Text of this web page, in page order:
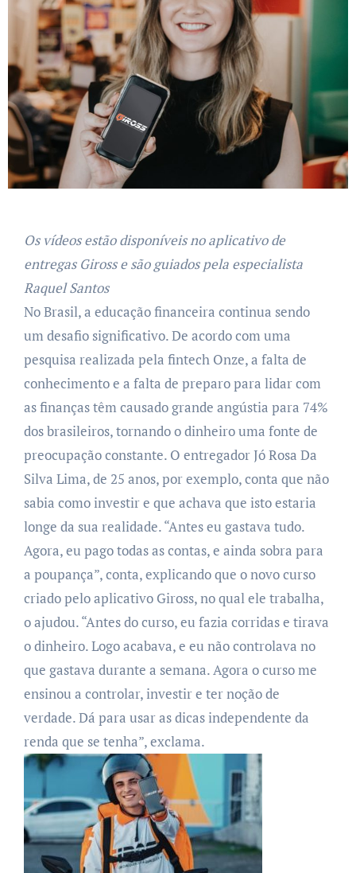
Os vídeos estão disponíveis no aplicativo de
entregas Giross e são guiados pela especialista
Raquel Santos
No Brasil, a educação financeira continua sendo
um desafio significativo. De acordo com uma
pesquisa realizada pela fintech Onze, a falta de
conhecimento e a falta de preparo para lidar com
as finanças têm causado grande angústia para 74%
dos brasileiros, tornando o dinheiro uma fonte de
preocupação constante. O entregador Jó Rosa Da
Silva Lima, de 25 anos, por exemplo, conta que não
sabia como investir e que achava que isto estaria
longe da sua realidade. “Antes eu gastava tudo.
Agora, eu pago todas as contas, e ainda sobra para
a poupança”, conta, explicando que o novo curso
criado pelo aplicativo Giross, no qual ele trabalha,
o ajudou. “Antes do curso, eu fazia corridas e tirava
o dinheiro. Logo acabava, e eu não controlava no
que gastava durante a semana. Agora o curso me
ensinou a controlar, investir e ter noção de
verdade. Dá para usar as dicas independente da
renda que se tenha”, exclama.